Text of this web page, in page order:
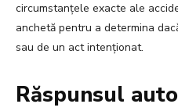
circumstanțele exacte ale
anchetă pentru a determina
sau de un act intenționat.
Răspunsul